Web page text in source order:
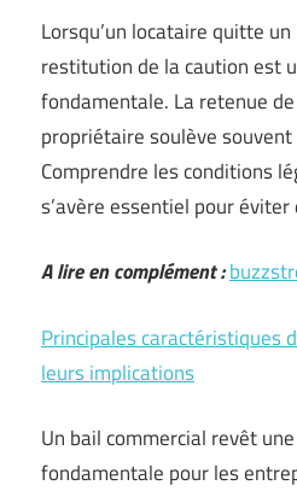
Lorsqu’un locataire quitte
restitution de la caution est
fondamentale. La retenue
propriétaire soulève
Comprendre les conditions
s’avère essentiel pour
A lire en complément :
Principales caractéristiques
leurs implications
Un bail commercial revêt
fondamentale pour les